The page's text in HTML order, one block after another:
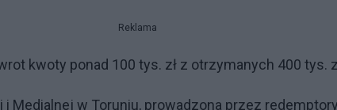
Reklama
kwoty ponad 100 tys. zł z otrzymanych 400 tys.
i Medialnej w Toruniu, prowadzona przez